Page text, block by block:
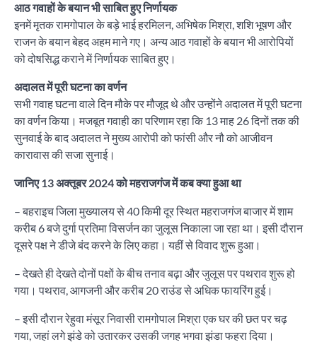
आठ गवाहों के बयान भी साबित हुए निर्णायक
इनमें मृतक रामगोपाल के बड़े भाई हरमिलन, अभिषेक मिश्रा, शशि भूषण और
राजन के बयान बेहद अहम माने गए। अन्य आठ गवाहों के बयान भी आरोपियों
को दोषसिद्ध कराने में निर्णायक साबित हुए।
अदालत में पूरी घटना का वर्णन
सभी गवाह घटना वाले दिन मौके पर मौजूद थे और उन्होंने अदालत में पूरी घटना
का वर्णन किया। मजबूत गवाही का परिणाम रहा कि 13 माह 26 दिनों तक की
सुनवाई के बाद अदालत ने मुख्य आरोपी को फांसी और नौ को आजीवन
कारावास की सजा सुनाई।
जानिए 13 अक्तूबर 2024 को महराजगंज में कब क्या हुआ था
– बहराइच जिला मुख्यालय से 40 किमी दूर स्थित महराजगंज बाजार में शाम
करीब 6 बजे दुर्गा प्रतिमा विसर्जन का जुलूस निकाला जा रहा था। इसी दौरान
दूसरे पक्ष ने डीजे बंद करने के लिए कहा। यहीं से विवाद शुरू हुआ।
– देखते ही देखते दोनों पक्षों के बीच तनाव बढ़ा और जुलूस पर पथराव शुरू हो
गया। पथराव, आगजनी और करीब 20 राउंड से अधिक फायरिंग हुई।
– इसी दौरान रेहुवा मंसूर निवासी रामगोपाल मिश्रा एक घर की छत पर चढ़
गया, जहां लगे झंडे को उतारकर उसकी जगह भगवा झंडा फहरा दिया।